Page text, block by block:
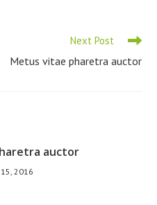
Next Post
Metus vitae pharetra auctor
auctor
2016